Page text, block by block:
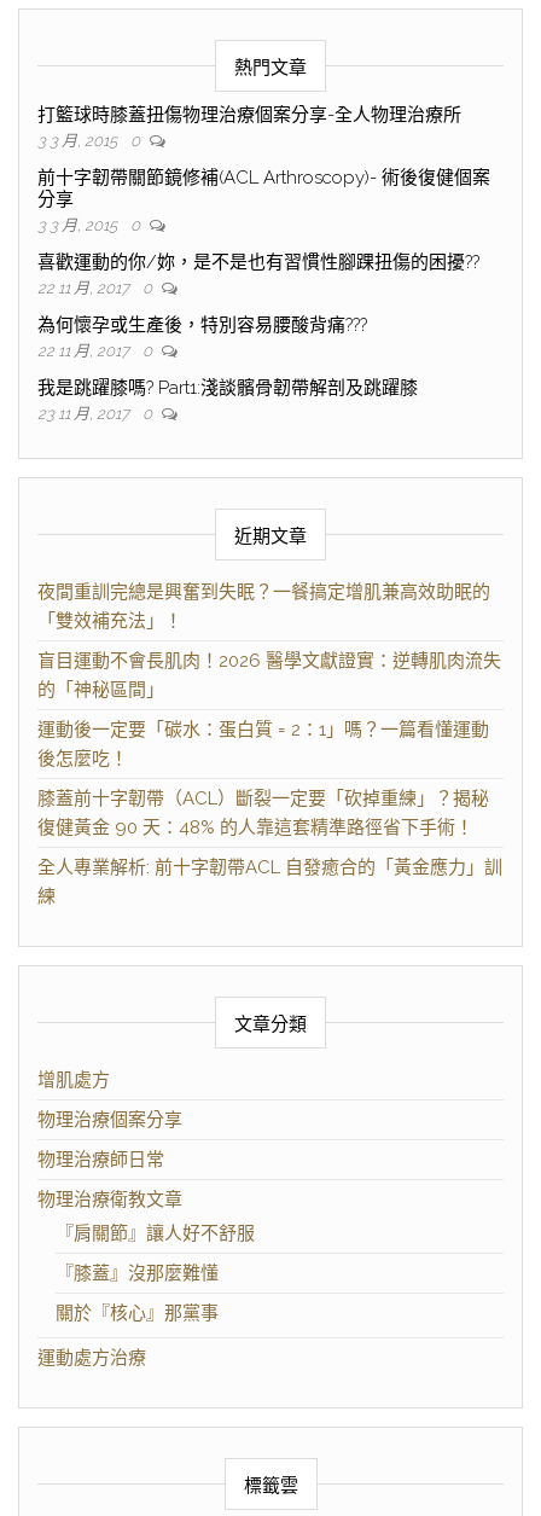
熱門文章
打籃球時膝蓋扭傷物理治療個案分享-全人物理治療所
3 3 月, 2015 0
前十字韌帶關節鏡修補(ACL Arthroscopy)- 術後復健個案
分享
3 3 月, 2015 0
喜歡運動的你/妳，是不是也有習慣性腳踝扭傷的困擾??
22 11 月, 2017 0
為何懷孕或生產後，特別容易腰酸背痛???
22 11 月, 2017 0
我是跳躍膝嗎? Part1:淺談髕骨韌帶解剖及跳躍膝
23 11 月, 2017 0
近期文章
夜間重訓完總是興奮到失眠？一餐搞定增肌兼高效助眠的
「雙效補充法」！
盲目運動不會長肌肉！2026 醫學文獻證實：逆轉肌肉流失
的「神秘區間」
運動後一定要「碳水：蛋白質 = 2：1」嗎？一篇看懂運動
後怎麼吃！
膝蓋前十字韌帶（ACL）斷裂一定要「砍掉重練」？揭秘
復健黃金 90 天：48% 的人靠這套精準路徑省下手術！
全人專業解析: 前十字韌帶ACL 自發癒合的「黃金應力」訓
練
文章分類
增肌處方
物理治療個案分享
物理治療師日常
物理治療衛教文章
『肩關節』讓人好不舒服
『膝蓋』沒那麼難懂
關於『核心』那黨事
運動處方治療
標籤雲